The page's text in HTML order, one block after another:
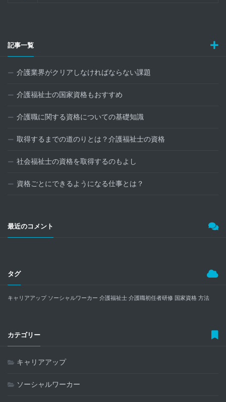
記事一覧
介護業界がクリアしなければならない課題
介護福祉士の国家資格もおすすめ
介護職に関する資格についての基礎知識
取得するまでの道のりとは？介護福祉士の資格
社会福祉士の資格を取得するのもよし
資格ごとにできるようになる仕事とは？
最近のコメント
タグ
キャリアアップ ソーシャルワーカー 介護福祉士 介護職初任者研修 国家資格 方法
カテゴリー
キャリアアップ
ソーシャルワーカー